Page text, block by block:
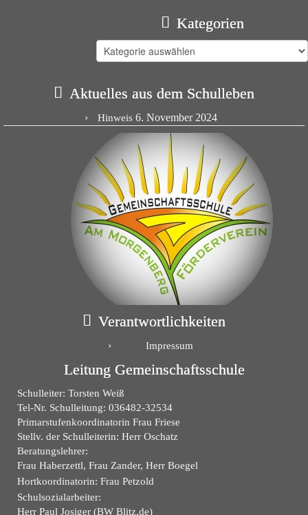
Kategorien
Kategorien
Aktuelles aus dem Schulleben
Hinweis 6. November 2024
Verantwortlichkeiten
Impressum
Leitung Gemeinschaftsschule
Schulleiter: Torsten Weiß
Tel-Nr. Schulleitung: 036482-32534
Primarstufenkoordinatorin Frau Friese
Stellv. der Schulleiterin: Herr Oschatz
Beratungslehrer:
Frau Haberzettl, Frau Zander, Herr Boegel
Hortkoordinatorin: Frau Petzold
Schulsozialarbeiter:
Herr Paul Josiger (BW Blitz.de)